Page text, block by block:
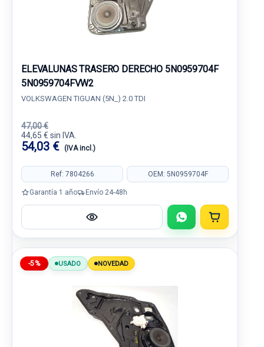
ELEVALUNAS TRASERO DERECHO 5N0959704F
5N0959704FVW2
VOLKSWAGEN TIGUAN (5N_) 2.0 TDI
47,00 €
44,65 € sin IVA.
54,03 € (IVA incl.)
Ref: 7804266 OEM: 5N0959704F
Garantía 1 año Envío 24-48h
-5% USADO NOVEDAD